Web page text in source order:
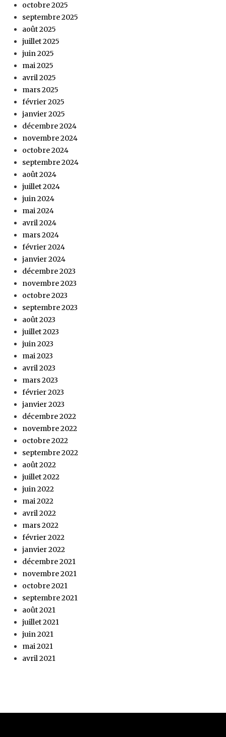
octobre 2025
septembre 2025
août 2025
juillet 2025
juin 2025
mai 2025
avril 2025
mars 2025
février 2025
janvier 2025
décembre 2024
novembre 2024
octobre 2024
septembre 2024
août 2024
juillet 2024
juin 2024
mai 2024
avril 2024
mars 2024
février 2024
janvier 2024
décembre 2023
novembre 2023
octobre 2023
septembre 2023
août 2023
juillet 2023
juin 2023
mai 2023
avril 2023
mars 2023
février 2023
janvier 2023
décembre 2022
novembre 2022
octobre 2022
septembre 2022
août 2022
juillet 2022
juin 2022
mai 2022
avril 2022
mars 2022
février 2022
janvier 2022
décembre 2021
novembre 2021
octobre 2021
septembre 2021
août 2021
juillet 2021
juin 2021
mai 2021
avril 2021